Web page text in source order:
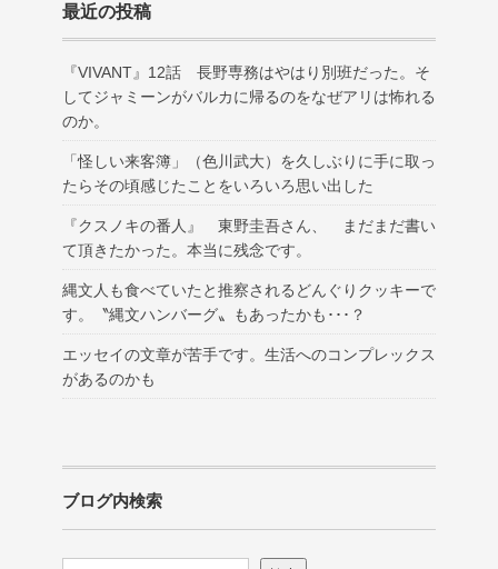
最近の投稿
『VIVANT』12話 長野専務はやはり別班だった。そ
してジャミーンがバルカに帰るのをなぜアリは怖れる
のか。
「怪しい来客簿」（色川武大）を久しぶりに手に取っ
たらその頃感じたことをいろいろ思い出した
『クスノキの番人』 東野圭吾さん、 まだまだ書い
て頂きたかった。本当に残念です。
縄文人も食べていたと推察されるどんぐりクッキーで
す。〝縄文ハンバーグ〟もあったかも･･･？
エッセイの文章が苦手です。生活へのコンプレックス
があるのかも
ブログ内検索